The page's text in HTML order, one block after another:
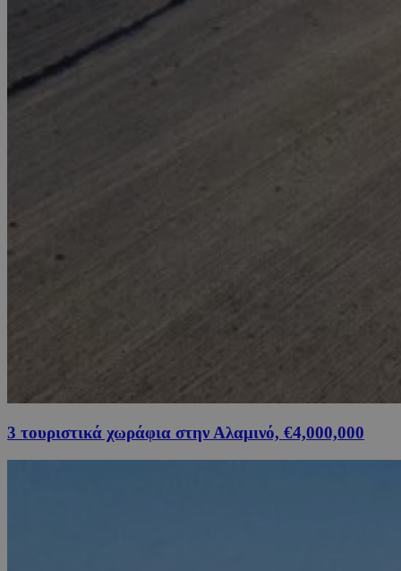
3 τουριστικά χωράφια στην Αλαμινό, €4,000,000